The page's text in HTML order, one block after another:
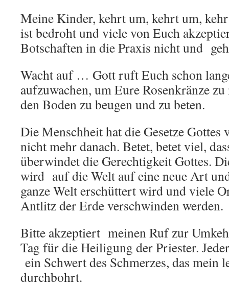
Meine Kinder, kehrt um, kehrt um,
ist bedroht und viele von Euch
Botschaften in die Praxis nicht und
Wacht auf … Gott ruft Euch schon
aufzuwachen, um Eure Rosenkränze
den Boden zu beugen und zu beten.
Die Menschheit hat die Gesetze Gottes
nicht mehr danach. Betet, betet viel,
überwindet die Gerechtigkeit Gottes.
wird auf die Welt auf eine neue Art
ganze Welt erschüttert wird und viele
Antlitz der Erde verschwinden werden.
Bitte akzeptiert meinen Ruf zur
Tag für die Heiligung der Priester.
ein Schwert des Schmerzes, das mein
durchbohrt.